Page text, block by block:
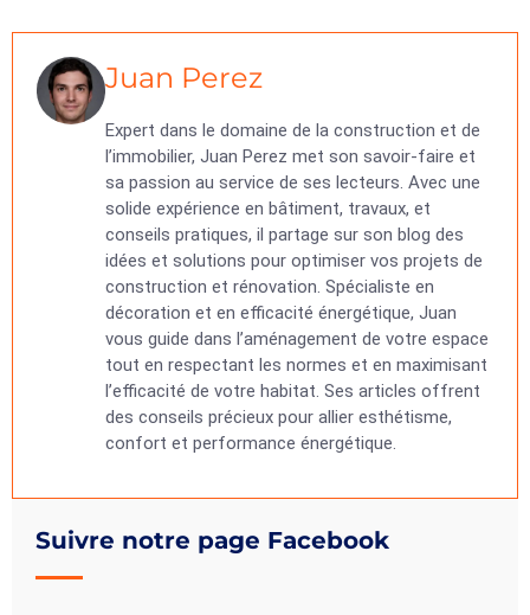
Suivre notre page Facebook
Juan Perez
Expert dans le domaine de la construction et de
l’immobilier, Juan Perez met son savoir-faire et
sa passion au service de ses lecteurs. Avec une
solide expérience en bâtiment, travaux, et
conseils pratiques, il partage sur son blog des
idées et solutions pour optimiser vos projets de
construction et rénovation. Spécialiste en
décoration et en efficacité énergétique, Juan
vous guide dans l’aménagement de votre espace
tout en respectant les normes et en maximisant
l’efficacité de votre habitat. Ses articles offrent
des conseils précieux pour allier esthétisme,
confort et performance énergétique.